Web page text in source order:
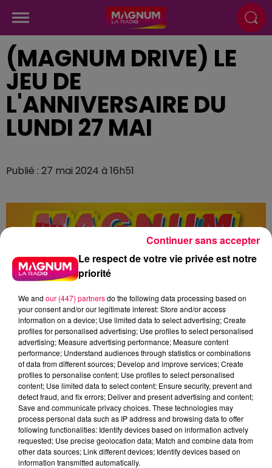
(MAGNUM DRIVE) LE
JEU DE
L'ANNIVERSAIRE DU
LUNDI 27 MAI
Publié : 27 mai 2024 à 16h51
Le respect de votre vie privée est notre
priorité
We and our (447) partnersdo the following data processing based on
your consent and/or our legitimate interest: Store and/or access
information on a device; Use limited data to select advertising; Create
profiles for personalised advertising; Use profiles to select personalised
advertising; Measure advertising performance; Measure content
performance; Understand audiences through statistics or combinations
of data from different sources; Develop and improve services; Create
profiles to personalise content; Use profiles to select personalised
content; Use limited data to select content; Ensure security, prevent and
detect fraud, and fix errors; Deliver and present advertising and content;
Save and communicate privacy choices. These technologies may
process personal data such as IP address and browsing data to offer
following functionalities: Identify devices based on information actively
requested; Use precise geolocation data; Match and combine data from
other data sources; Link different devices; Identify devices based on
information transmitted automatically.
Continuer sans accepter